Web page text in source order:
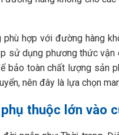
phù hợp với đường hàng
sử dụng phương thức vận
bảo toàn chất lượng sản
nên đây là lựa chọn
thuộc lớn vào